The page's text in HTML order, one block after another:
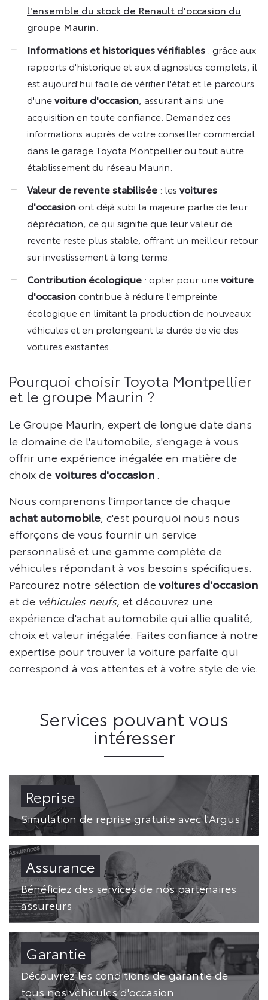
l'ensemble du stock de Renault d'occasion du
groupe Maurin
Informations et historiques vérifiables : grâce aux
rapports d'historique et aux diagnostics complets, il
est aujourd'hui facile de vérifier l'état et le parcours
d'unevoiture d'occasion, assurant ainsi une
acquisition en toute confiance. Demandez ces
informations auprès de votre conseiller commercial
dans le garage Toyota Montpellier ou tout autre
établissement du réseau Maurin.
Valeur de revente stabilisée : les voitures
d'occasionont déjà subi la majeure partie de leur
dépréciation, ce qui signifie que leur valeur de
revente reste plus stable, offrant un meilleur retour
sur investissement à long terme.
Contribution écologique : opter pour unevoiture
d'occasioncontribue à réduire l'empreinte
écologique en limitant la production de nouveaux
véhicules et en prolongeant la durée de vie des
voitures existantes.
Pourquoi choisir Toyota Montpellier
et le groupe Maurin ?
Le Groupe Maurin, expert de longue date dans
le domaine de l'automobile, s'engage à vous
offrir une expérience inégalée en matière de
choix devoitures d'occasion .
Nous comprenons l'importance de chaque
achat automobile, c'est pourquoi nous nous
efforçons de vous fournir un service
personnalisé et une gamme complète de
véhicules répondant à vos besoins spécifiques.
Parcourez notre sélection devoitures d'occasion
et de véhicules neufs, et découvrez une
expérience d'achat automobile qui allie qualité,
choix et valeur inégalée. Faites confiance à notre
expertise pour trouver la voiture parfaite qui
correspond à vos attentes et à votre style de vie.
Services pouvant vous
intéresser
Reprise
Simulation de reprise gratuite avec l'Argus
Assurance
Bénéficiez des services de nos partenaires
assureurs
Garantie
Découvrez les conditions de garantie de
tous nos véhicules d'occasion